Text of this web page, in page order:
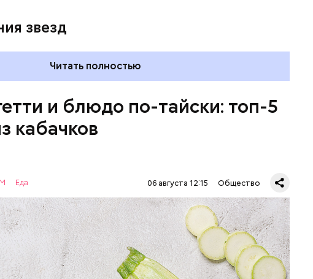
звезд
Читать полностью
и блюдо по-тайски: топ-5
кабачков
Еда 06 августа 12:15 Общество
РЕЦЕПТЫ